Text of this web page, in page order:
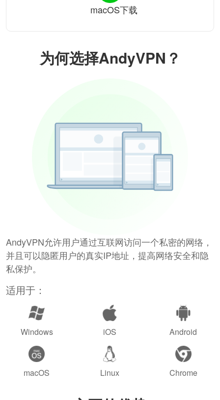
为何选择AndyVPN？
AndyVPN允许用户通过互联网访问一个私密的网络，
并且可以隐匿用户的真实IP地址，提高网络安全和隐
私保护。
适用于：
Windows iOS Android
macOS Linux Chrome
macOS下载